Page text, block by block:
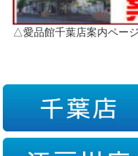
△愛品館千葉店案内ページ